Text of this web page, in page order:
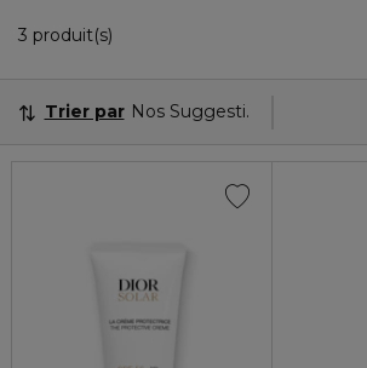
3 produit(s)
Trier par Nos Suggestions